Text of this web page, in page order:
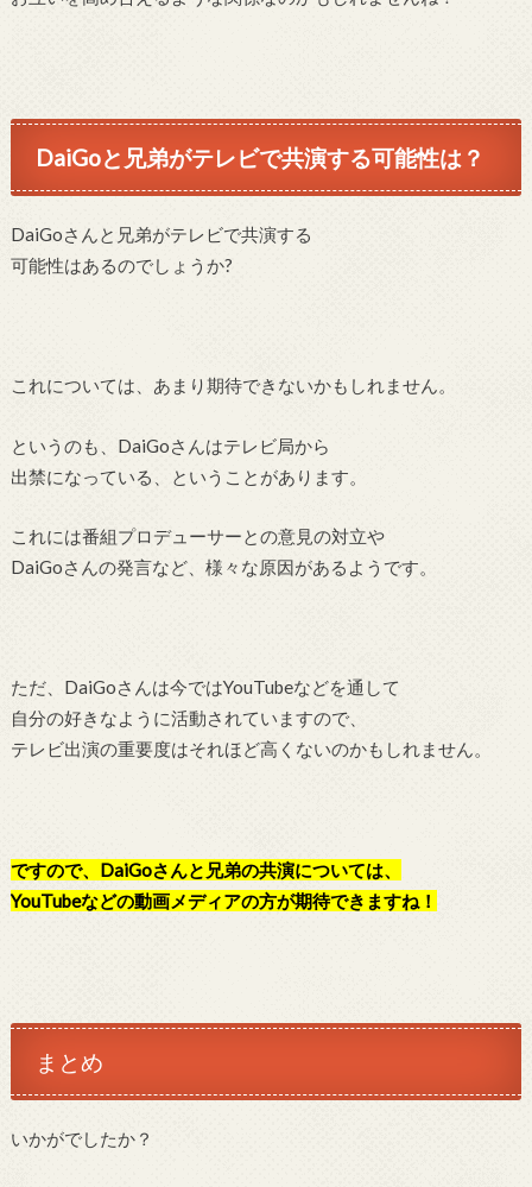
DaiGoと兄弟がテレビで共演する可能性は？
DaiGoさんと兄弟がテレビで共演する
可能性はあるのでしょうか?
これについては、あまり期待できないかもしれません。
というのも、DaiGoさんはテレビ局から
出禁になっている、ということがあります。
これには番組プロデューサーとの意見の対立や
DaiGoさんの発言など、様々な原因があるようです。
ただ、DaiGoさんは今ではYouTubeなどを通して
自分の好きなように活動されていますので、
テレビ出演の重要度はそれほど高くないのかもしれません。
ですので、DaiGoさんと兄弟の共演については、
YouTubeなどの動画メディアの方が期待できますね！
まとめ
いかがでしたか？